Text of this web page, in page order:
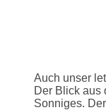
Auch unser
Der Blick aus
Sonniges.